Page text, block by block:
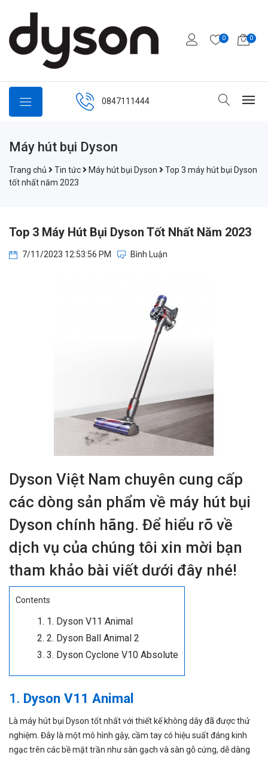
0 0
0847111444
Máy hút bụi Dyson
Trang chủ Tin tức Máy hút bụi Dyson
Top 3 máy hút bụi Dyson
tốt nhất năm 2023
Top 3 Máy Hút Bụi Dyson Tốt Nhất Năm 2023
7/11/2023 12:53:56 PM Bình Luận
Dyson Việt Nam chuyên cung cấp
các dòng sản phẩm về máy hút bụi
Dyson chính hãng. Để hiểu rõ về
dịch vụ của chúng tôi xin mời bạn
tham khảo bài viết dưới đây nhé!
Contents
1. Dyson V11 Animal
2. Dyson Ball Animal 2
3. Dyson Cyclone V10 Absolute
1. Dyson V11 Animal
Là máy hút bụi Dyson tốt nhất với thiết kế không dây đã được thử
nghiệm. Đây là một mô hình gậy, cầm tay có hiệu suất đáng kinh
ngạc trên các bề mặt trần như sàn gạch và sàn gỗ cứng, dễ dàng